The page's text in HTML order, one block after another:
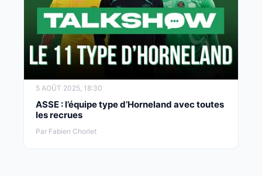
5 AOÛT 2025, 18:30
ASSE : l’équipe type d’Horneland avec toutes
les recrues
Par Fabien Chorlet